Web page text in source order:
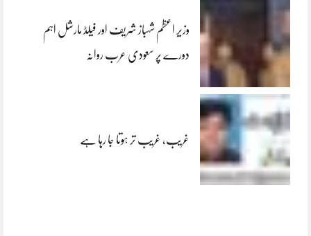
وزیر اعظم شہباز شریف اور فیلڈ مارشل اہم
دورے پر سعودی عرب روانہ
غریب، غریب تر ہوتا جا رہا ہے